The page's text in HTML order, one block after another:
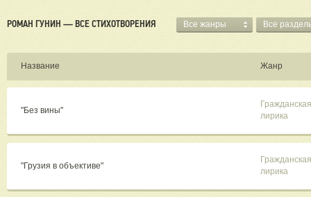
РОМАН ГУНИН — ВСЕ СТИХОТВОРЕНИЯ Все жанры Все
Название Жанр
"Без вины"
Гражданская
лирика
"Грузия в объективе"
Гражданская
лирика